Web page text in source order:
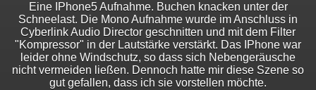
Eine IPhone5 Aufnahme. Buchen knacken unter der
Schneelast. Die Mono Aufnahme wurde im Anschluss in
Cyberlink Audio Director geschnitten und mit dem Filter
"Kompressor" in der Lautstärke verstärkt. Das IPhone war
leider ohne Windschutz, so dass sich Nebengeräusche
nicht vermeiden ließen. Dennoch hatte mir diese Szene so
gut gefallen, dass ich sie vorstellen möchte.